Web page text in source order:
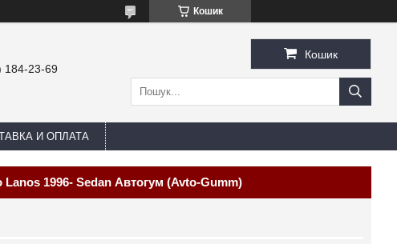
Кошик
184-23-69
Кошик
И ОПЛАТА
1996- Sedan Автогум (Avto-Gumm)